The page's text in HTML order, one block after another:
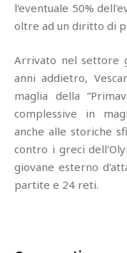
l'eventuale 50%
oltre ad un diritto di
Arrivato nel settore
anni addietro,
maglia della
complessive in
anche alle storiche
contro i greci
giovane esterno
partite e 24 reti.